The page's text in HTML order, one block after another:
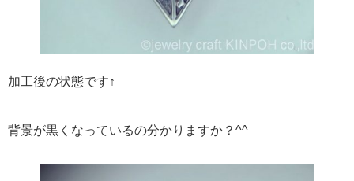
加工後の状態です↑
背景が黒くなっているの分かりますか？^^